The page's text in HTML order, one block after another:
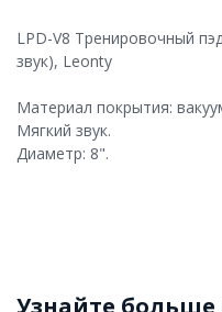
LPD-V8 Тренировочный
звук), Leonty
Материал покрытия:
Мягкий звук.
Диаметр: 8".
Узнайте больше